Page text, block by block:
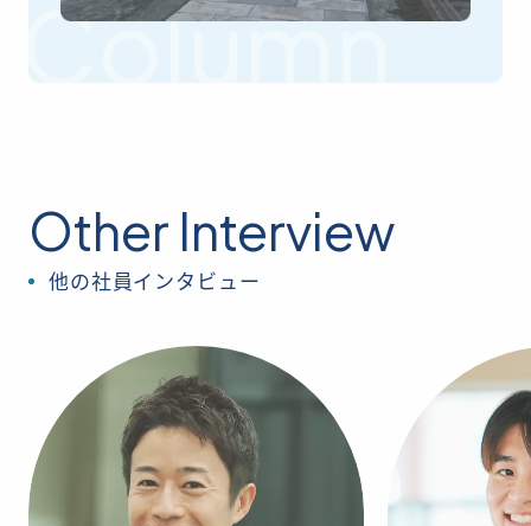
Column
Other Interview
他の社員インタビュー